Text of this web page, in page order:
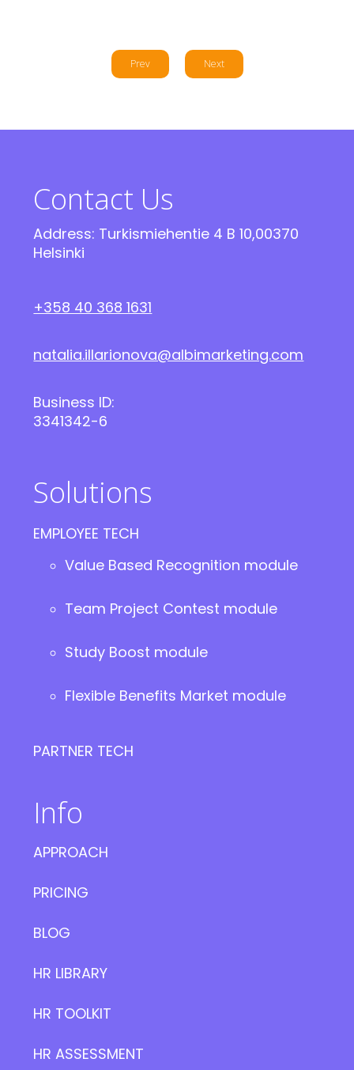
Prev Next
Contact Us
Address: Turkismiehentie 4 B 10,00370
Helsinki
+358 40 368 1631
natalia.illarionova@albimarketing.com
Business ID:
3341342-6
Solutions
EMPLOYEE TECH
Value Based Recognition module
Team Project Contest module
Study Boost module
Flexible Benefits Market module
PARTNER TECH
Info
APPROACH
PRICING
BLOG
HR LIBRARY
HR TOOLKIT
HR ASSESSMENT